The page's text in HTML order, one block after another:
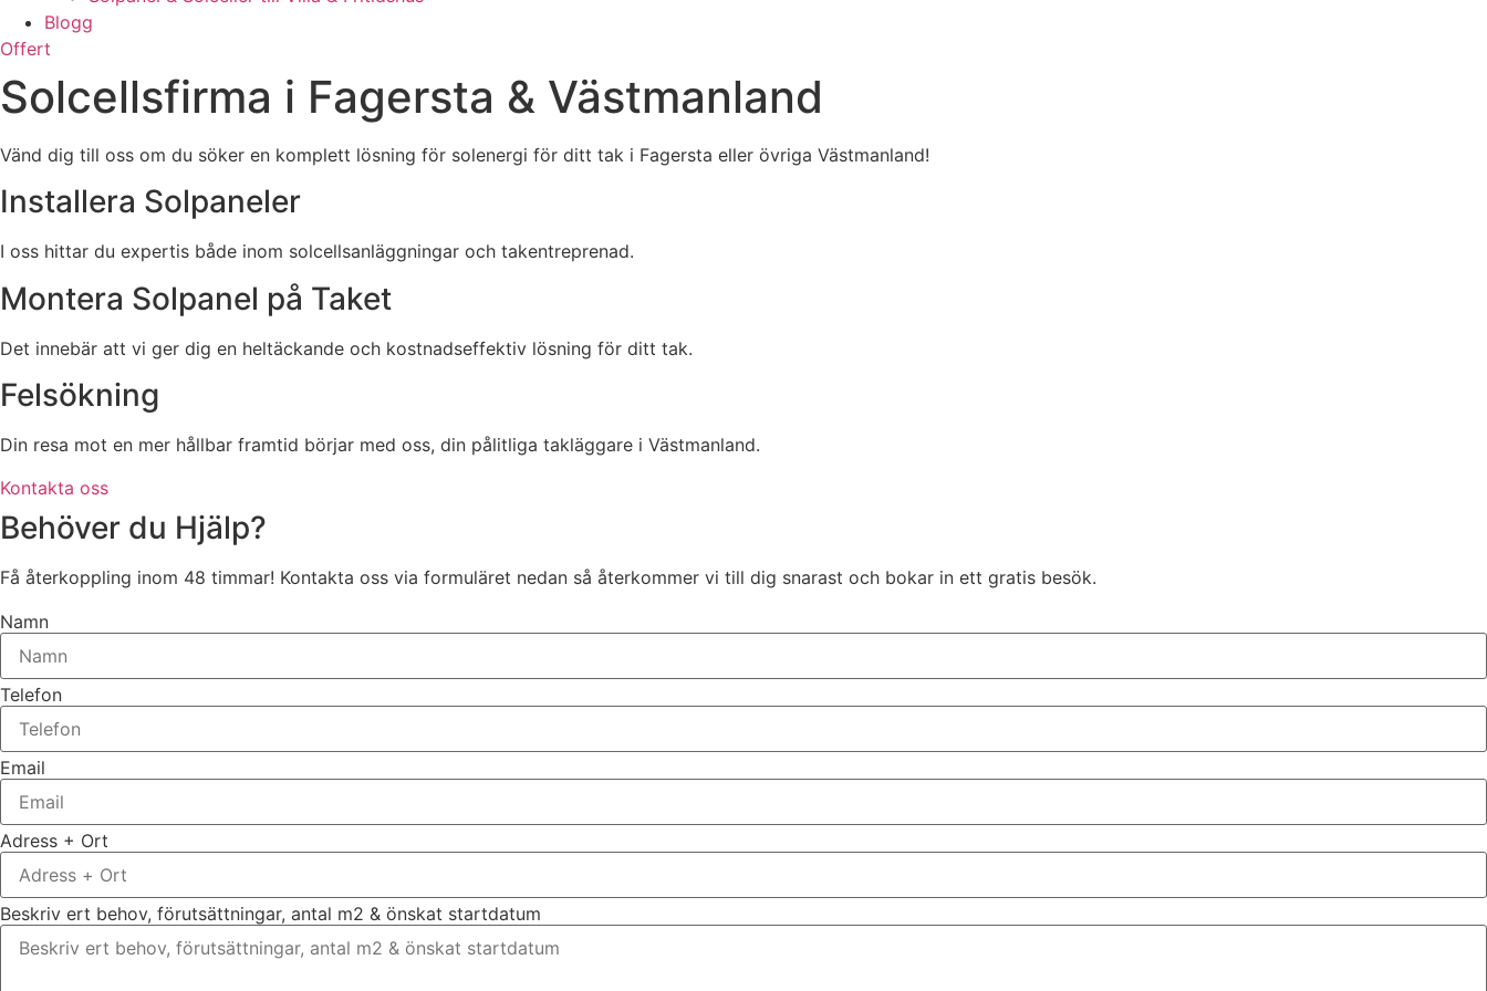
Blogg
Offert
Solcellsfirma i Fagersta & Västmanland
Vänd dig till oss om du söker en komplett lösning för solenergi för ditt tak i Fagersta eller övriga Västmanland!
Installera Solpaneler
I oss hittar du expertis både inom solcellsanläggningar och takentreprenad.
Montera Solpanel på Taket
Det innebär att vi ger dig en heltäckande och kostnadseffektiv lösning för ditt tak.
Felsökning
Din resa mot en mer hållbar framtid börjar med oss, din pålitliga takläggare i Västmanland.
Kontakta oss
Behöver du Hjälp?
Få återkoppling inom 48 timmar! Kontakta oss via formuläret nedan så återkommer vi till dig snarast och bokar in ett gratis besök.
Namn
Telefon
Email
Adress + Ort
Beskriv ert behov, förutsättningar, antal m2 & önskat startdatum